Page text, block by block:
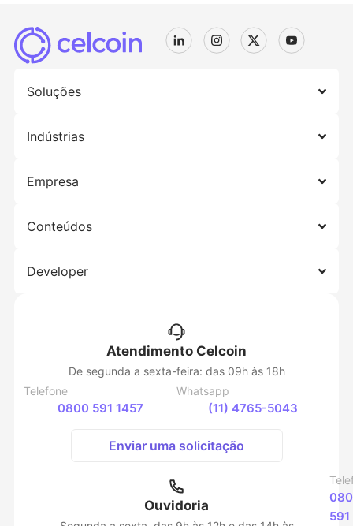
Soluções
Indústrias
Empresa
Conteúdos
Developer
Atendimento Celcoin
De segunda a sexta-feira: das 09h às 18h
Telefone
0800 591 1457
Whatsapp
(11) 4765-5043
Enviar uma solicitação
Ouvidoria
591